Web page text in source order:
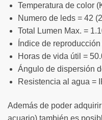
Temperatura de color
Numero de leds = 42
Total Lumen Max. =
Índice de
Horas de vida útil =
Ángulo de dispersión
Resistencia al agua =
Además de poder